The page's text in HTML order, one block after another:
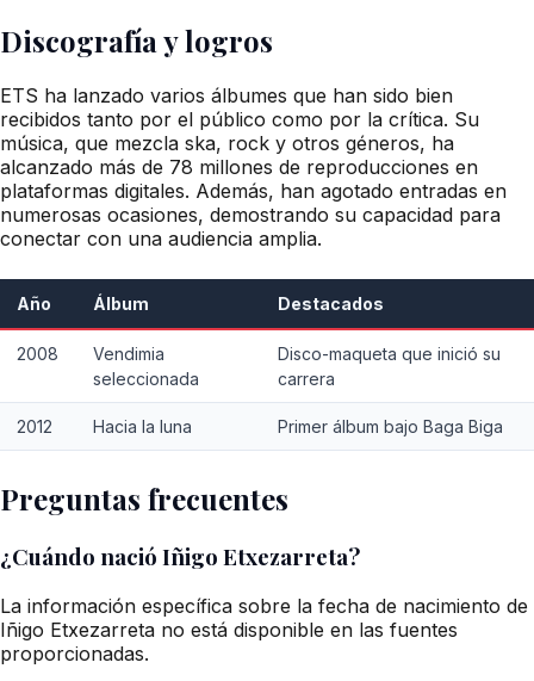
Discografía y logros
ETS ha lanzado varios álbumes que han sido bien
recibidos tanto por el público como por la crítica. Su
música, que mezcla ska, rock y otros géneros, ha
alcanzado más de 78 millones de reproducciones en
plataformas digitales. Además, han agotado entradas en
numerosas ocasiones, demostrando su capacidad para
conectar con una audiencia amplia.
Año Álbum Destacados
2008
Vendimia
seleccionada
Disco-maqueta que inició su
carrera
2012 Hacia la luna Primer álbum bajo Baga Biga
Preguntas frecuentes
¿Cuándo nació Iñigo Etxezarreta?
La información específica sobre la fecha de nacimiento de
Iñigo Etxezarreta no está disponible en las fuentes
proporcionadas.